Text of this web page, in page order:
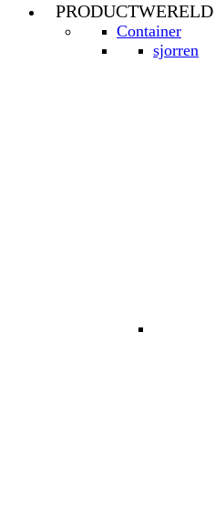
PRODUCTWERELD
Container
sjorren